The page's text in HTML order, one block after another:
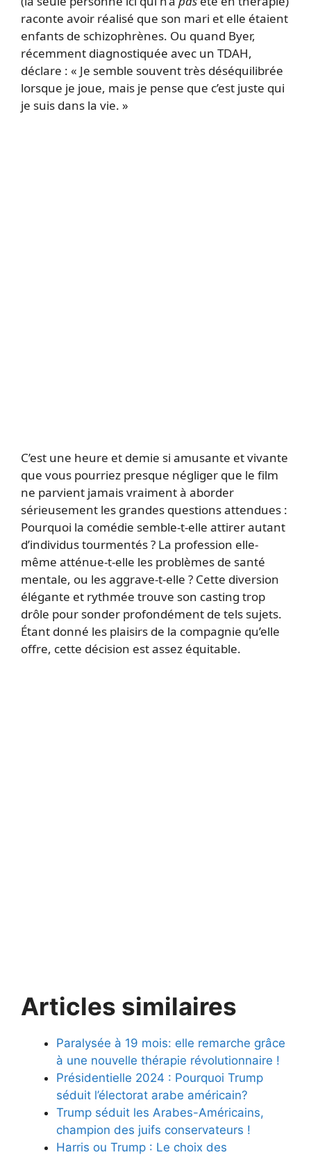
raconte avoir réalisé que son mari et elle étaient
enfants de schizophrènes. Ou quand Byer,
récemment diagnostiquée avec un TDAH,
déclare : « Je semble souvent très déséquilibrée
lorsque je joue, mais je pense que c’est juste qui
je suis dans la vie. »
C’est une heure et demie si amusante et vivante
que vous pourriez presque négliger que le film
ne parvient jamais vraiment à aborder
sérieusement les grandes questions attendues :
Pourquoi la comédie semble-t-elle attirer autant
d’individus tourmentés ? La profession elle-
même atténue-t-elle les problèmes de santé
mentale, ou les aggrave-t-elle ? Cette diversion
élégante et rythmée trouve son casting trop
drôle pour sonder profondément de tels sujets.
Étant donné les plaisirs de la compagnie qu’elle
offre, cette décision est assez équitable.
Articles similaires
Paralysée à 19 mois: elle remarche grâce
à une nouvelle thérapie révolutionnaire !
Présidentielle 2024 : Pourquoi Trump
séduit l’électorat arabe américain?
Trump séduit les Arabes-Américains,
champion des juifs conservateurs !
Harris ou Trump : Le choix des